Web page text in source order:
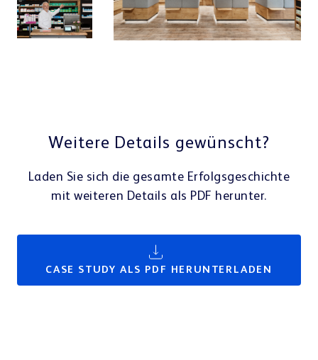
Kundenportal
Lerncenter
Webshop
Weitere Details gewünscht?
Laden Sie sich die gesamte Erfolgsgeschichte
mit weiteren Details als PDF herunter.
CASE STUDY ALS PDF HERUNTERLADEN